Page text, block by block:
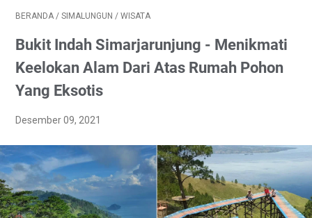
BERANDA / SIMALUNGUN / WISATA
Bukit Indah Simarjarunjung - Menikmati
Keelokan Alam Dari Atas Rumah Pohon
Yang Eksotis
Desember 09, 2021